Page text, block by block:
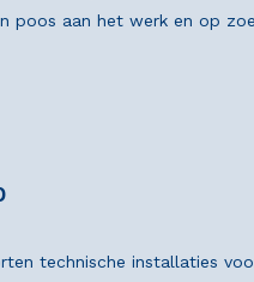
poos aan het werk en op
technische installaties